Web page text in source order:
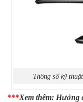
Thông số kỹ
***Xem thêm: Hướng